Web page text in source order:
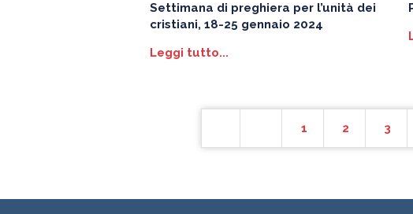
Settimana di preghiera per l’unità dei
cristiani, 18-25 gennaio 2024
Leggi tutto...
1
2 3